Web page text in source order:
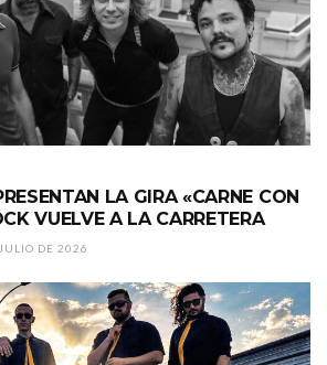
LA GIRA «CARNE CON
VUELVE A LA CARRETERA
DE 2026